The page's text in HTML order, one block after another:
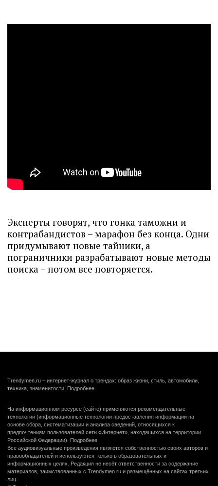
Эксперты говорят, что гонка таможни и
контрабандистов – марафон без конца. Одни
придумывают новые тайники, а
пограничники разрабатывают новые методы
поиска – потом все повторяется.
Trendymen.ru – интернет-журнал о трендах: образ жизни, стиль, автомобили,
техника, знаменитости. Подробнее
На информационном ресурсе (сайте) применяются рекомендательные
технологии (информационные технологии предоставления информации на
основе сбора, систематизации и анализа сведений, относящихся к
предпочтениям пользователей сети «Интернет», находящихся на территории
Российской Федерации). Подробнее
Все аудиовизуальные произведения являются собственностью своих авторов и
правообладателей и используются только в образовательных и
информационных целях. Редакция не несёт ответственности за содержание
материалов, заимствованных с Trendymen.ru и размещённых на сайтах третьих
лиц.